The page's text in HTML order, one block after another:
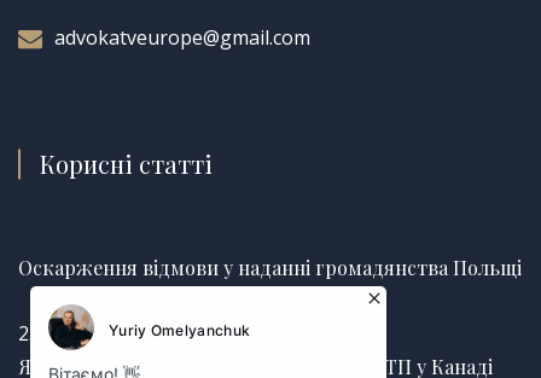
advokatveurope@gmail.com
Корисні статті
Оскарження відмови у наданні громадянства Польщі
25.06.2026
Як отримати страхову виплату після ДТП у Канаді